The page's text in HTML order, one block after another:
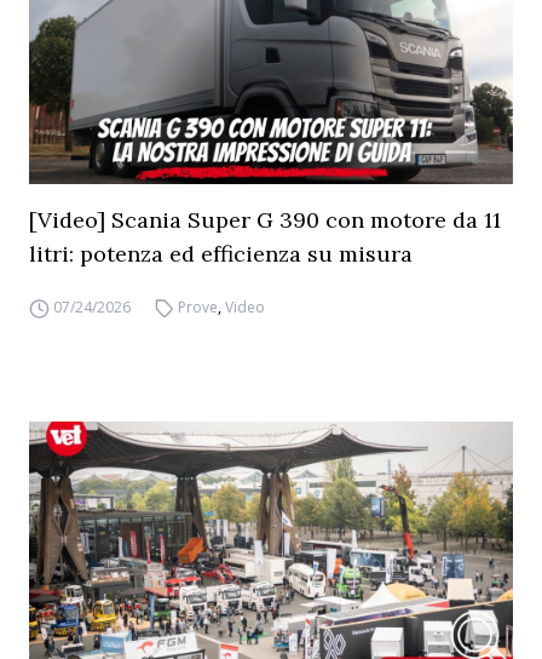
[Video] Scania Super G 390 con motore da 11
litri: potenza ed efficienza su misura
07/24/2026 Prove,Video